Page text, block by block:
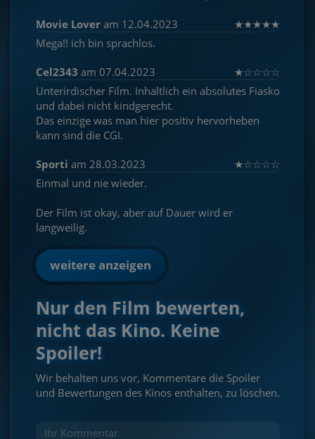
Movie Lover am 12.04.2023 ★★★★★
Mega!! ich bin sprachlos.
Cel2343 am 07.04.2023 ★☆☆☆☆
Unterirdischer Film. Inhaltlich ein absolutes Fiasko
und dabei nicht kindgerecht.
Das einzige was man hier positiv hervorheben
kann sind die CGI.
Sporti am 28.03.2023 ★☆☆☆☆
Einmal und nie wieder.
Der Film ist okay, aber auf Dauer wird er
langweilig.
weitere anzeigen
Nur den Film bewerten,
nicht das Kino. Keine
Spoiler!
Wir behalten uns vor, Kommentare die Spoiler
und Bewertungen des Kinos enthalten, zu löschen.